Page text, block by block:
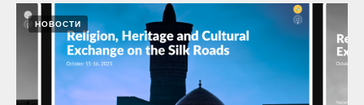
НОВОСТИ